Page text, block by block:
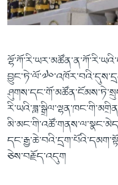
ཅེས་བརྗོད་འདུག